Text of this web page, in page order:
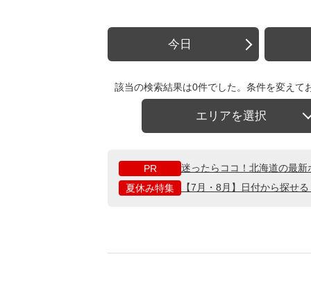
今日
該当の検索結果は0件でした。条件を変えて
エリアを選択
PR
迷ったらココ！北海道の最
夏休み特集
【7月・8月】日付から探せ